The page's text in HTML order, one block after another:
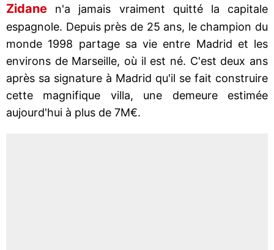
Zidane n'a jamais vraiment quitté la capitale
espagnole. Depuis près de 25 ans, le champion du
monde 1998 partage sa vie entre Madrid et les
environs de Marseille, où il est né. C'est deux ans
après sa signature à Madrid qu'il se fait construire
cette magnifique villa, une demeure estimée
aujourd'hui à plus de 7M€.